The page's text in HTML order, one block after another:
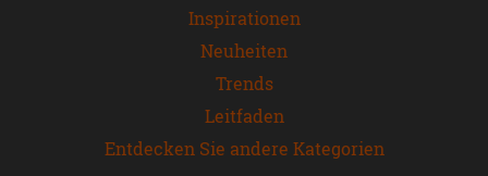
Inspirationen
Neuheiten
Trends
Leitfaden
Entdecken Sie andere Kategorien